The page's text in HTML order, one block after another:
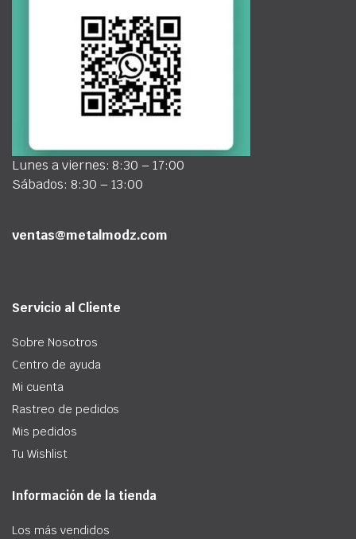
Lunes a viernes: 8:30 – 17:00
Sábados: 8:30 – 13:00
ventas@metalmodz.com
Servicio al Cliente
Sobre Nosotros
Centro de ayuda
Mi cuenta
Rastreo de pedidos
Mis pedidos
Tu Wishlist
Información de la tienda
Los más vendidos